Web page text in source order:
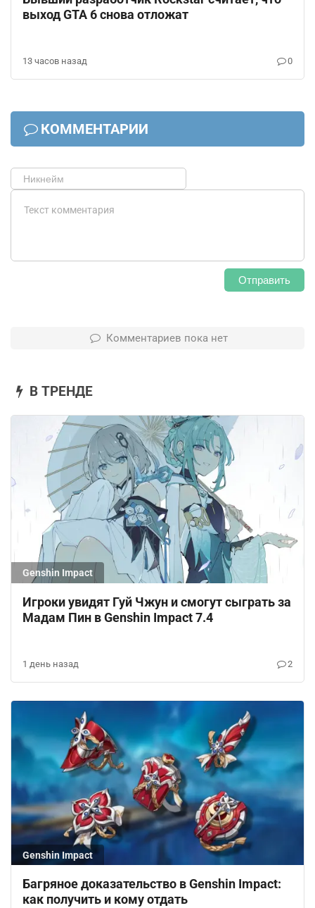
выход GTA 6 снова отложат
13 часов назад 0
КОММЕНТАРИИ
Отправить
Комментариев пока нет
В ТРЕНДЕ
Genshin Impact
Игроки увидят Гуй Чжун и смогут сыграть за
Мадам Пин в Genshin Impact 7.4
1 день назад 2
Genshin Impact
Багряное доказательство в Genshin Impact:
как получить и кому отдать